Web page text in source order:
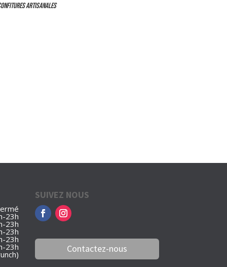
ARTISANALES
23h
23h
23h
23h
23h
SUIVEZ NOUS
Contactez-nous